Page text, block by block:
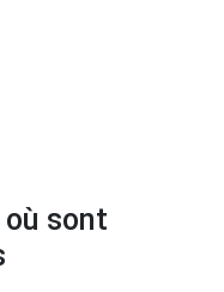
sont